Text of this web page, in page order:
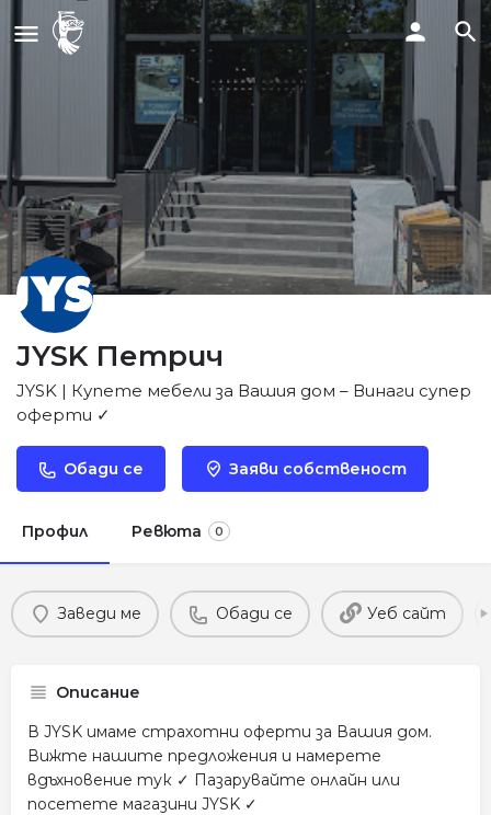
JYSK Петрич
JYSK | Купете мебели за Вашия дом – Винаги супер
оферти ✓
Обади се Заяви собственост
Профил Ревюта 0
Заведи ме Обади се Уеб сайт
Описание
В JYSK имаме страхотни оферти за Вашия дом.
Вижте нашите предложения и намерете
вдъхновение тук ✓ Пазарувайте онлайн или
посетете магазини JYSK ✓